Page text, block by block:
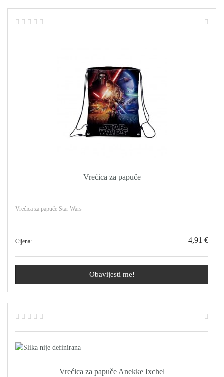
Vrećica za papuče
Vrećica za papuče Star Wars
Cijena: 4,91 €
Obavijesti me!
Vrećica za papuče Anekke Ixchel